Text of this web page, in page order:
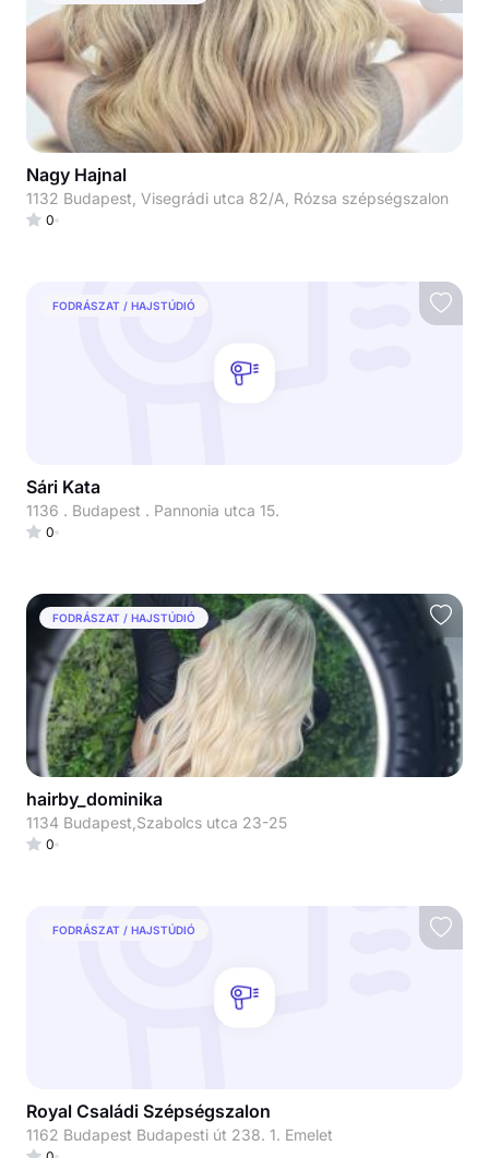
Nagy Hajnal
1132 Budapest, Visegrádi utca 82/A, Rózsa szépségszalon
0
FODRÁSZAT / HAJSTÚDIÓ
Sári Kata
1136 . Budapest . Pannonia utca 15.
0
FODRÁSZAT / HAJSTÚDIÓ
hairby_dominika
1134 Budapest,Szabolcs utca 23-25
0
FODRÁSZAT / HAJSTÚDIÓ
Royal Családi Szépségszalon
1162 Budapest Budapesti út 238. 1. Emelet